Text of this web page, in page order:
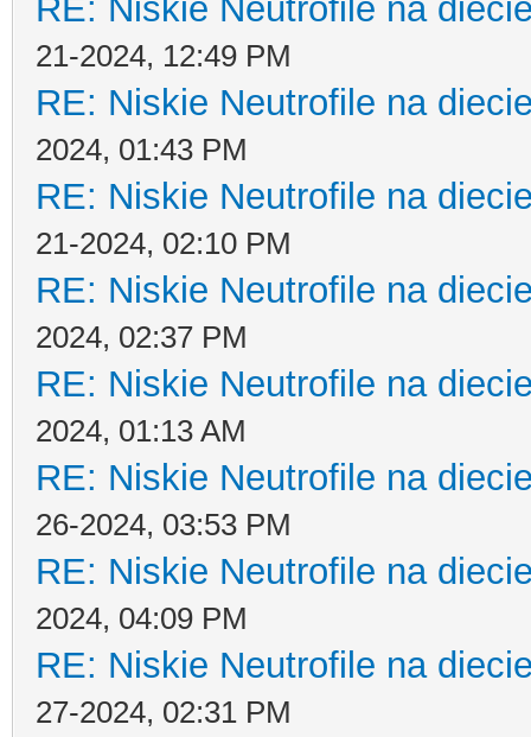
RE: Niskie Neutrofile na
21-2024, 12:49 PM
RE: Niskie Neutrofile na
2024, 01:43 PM
RE: Niskie Neutrofile na
21-2024, 02:10 PM
RE: Niskie Neutrofile na
2024, 02:37 PM
RE: Niskie Neutrofile na
2024, 01:13 AM
RE: Niskie Neutrofile na
26-2024, 03:53 PM
RE: Niskie Neutrofile na
2024, 04:09 PM
RE: Niskie Neutrofile na
27-2024, 02:31 PM